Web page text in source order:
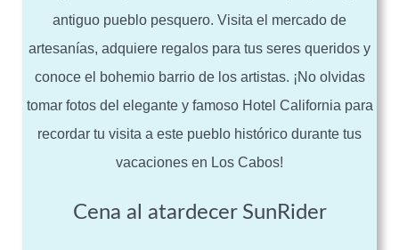
antiguo pueblo pesquero. Visita el mercado de
artesanías, adquiere regalos para tus seres queridos y
conoce el bohemio barrio de los artistas. ¡No olvidas
tomar fotos del elegante y famoso Hotel California para
recordar tu visita a este pueblo histórico durante tus
vacaciones en Los Cabos!
Cena al atardecer SunRider